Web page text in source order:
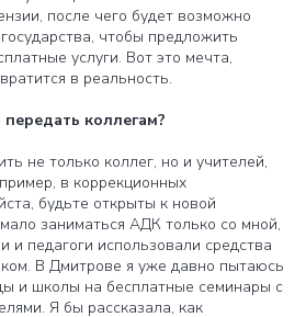
после чего будет возможно
чтобы предложить
услуги. Вот это мечта,
в реальность.
коллегам?
не только коллег, но и учителей,
в коррекционных
будьте открыты к новой
заниматься АДК только со мной,
и педагоги использовали средства
В Дмитрове я уже давно пытаюсь
и школы на бесплатные семинары с
Я бы рассказала, как